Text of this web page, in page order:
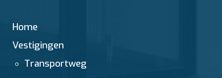
Home
Vestigingen
Transportweg